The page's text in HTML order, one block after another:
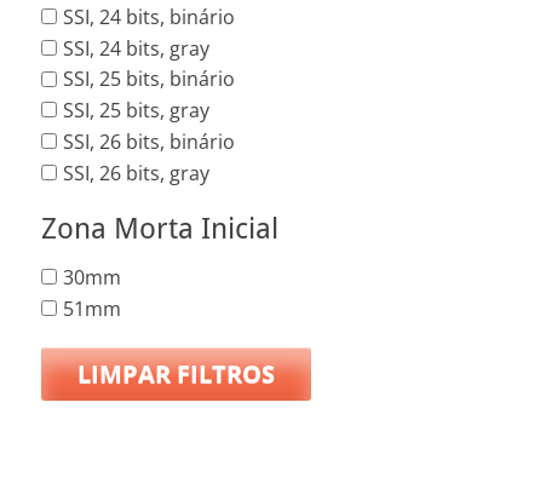
SSI, 24 bits, binário
SSI, 24 bits, gray
SSI, 25 bits, binário
SSI, 25 bits, gray
SSI, 26 bits, binário
SSI, 26 bits, gray
Zona Morta Inicial
30mm
51mm
LIMPAR FILTROS